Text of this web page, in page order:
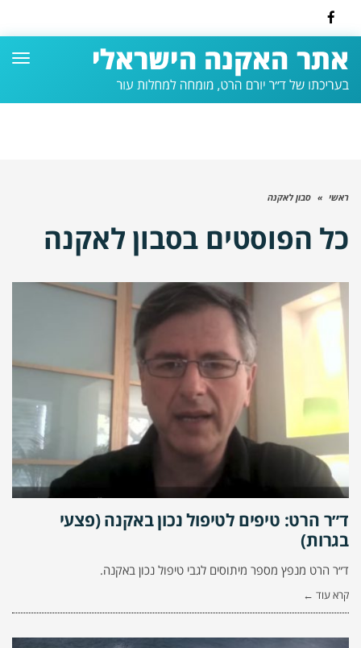
Facebook
ראשי » סבון לאקנה
כל הפוסטים בסבון לאקנה
ד״ר הרט: טיפים לטיפול נכון באקנה (פצעי
בגרות)
ד״ר הרט מנפץ מספר מיתוסים לגבי טיפול נכון באקנה.
קרא עוד ←